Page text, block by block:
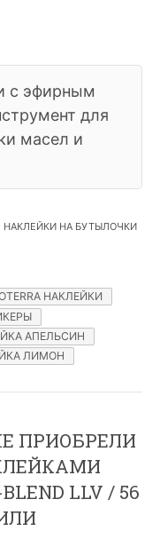
с эфирным
для
масел и
НАКЛЕЙКИ НА БУТЫЛОЧКИ
НАКЛЕЙКИ
АПЕЛЬСИН
ЛИМОН
ПРИОБРЕЛИ
LLV / 56